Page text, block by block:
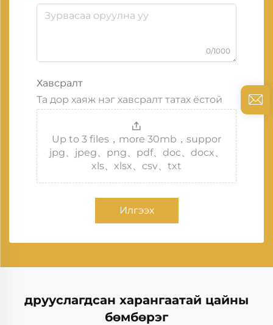
0/1000
Хавсралт
Та дор хаяж нэг хавсралт татах ёстой
Up to 3 files，more 30mb，suppor
jpg、jpeg、png、pdf、doc、docx、
xls、xlsx、csv、txt
Илгээх
друуслагдсан харангаатай цайны
бөмбөрэг